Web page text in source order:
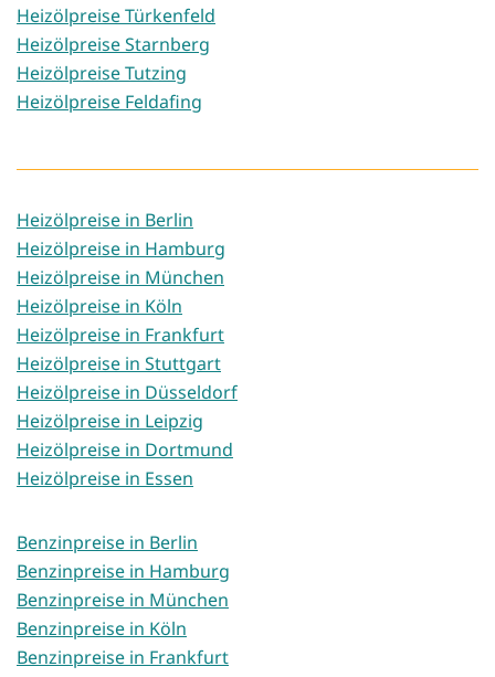
Heizölpreise Türkenfeld
Heizölpreise Starnberg
Heizölpreise Tutzing
Heizölpreise Feldafing
Heizölpreise in Berlin
Heizölpreise in Hamburg
Heizölpreise in München
Heizölpreise in Köln
Heizölpreise in Frankfurt
Heizölpreise in Stuttgart
Heizölpreise in Düsseldorf
Heizölpreise in Leipzig
Heizölpreise in Dortmund
Heizölpreise in Essen
Benzinpreise in Berlin
Benzinpreise in Hamburg
Benzinpreise in München
Benzinpreise in Köln
Benzinpreise in Frankfurt